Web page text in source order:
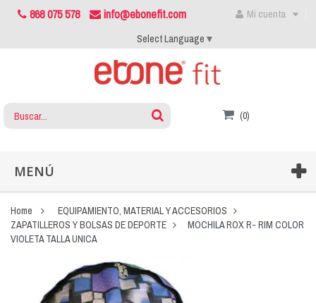
868 075 578 info@ebonefit.com
Mi cuenta
Select Language ▼
(0)
MENÚ
Home
EQUIPAMIENTO, MATERIAL Y ACCESORIOS
ZAPATILLEROS Y BOLSAS DE DEPORTE
MOCHILA ROX R- RIM COLOR
VIOLETA TALLA UNICA